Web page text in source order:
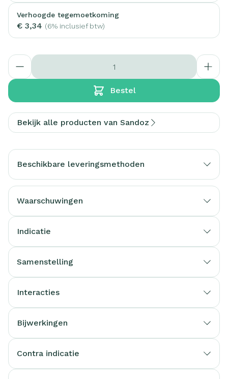
Verhoogde tegemoetkoming
€ 3,34 (6% inclusief btw)
Aantal
Bestel
Bekijk alle producten van Sandoz
Beschikbare leveringsmethoden
Waarschuwingen
Indicatie
Samenstelling
Interacties
Bijwerkingen
Contra indicatie